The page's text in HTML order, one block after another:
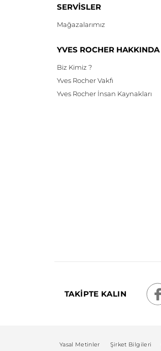
SERVİSLER
Mağazalarımız
YVES ROCHER HAKKINDA
Biz Kimiz ?
Yves Rocher Vakfı
Yves Rocher İnsan Kaynakları
TAKİPTE KALIN
Yasal Metinler Şirket Bilgileri